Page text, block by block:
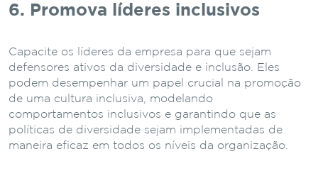
6. Promova líderes inclusivos
Capacite os líderes da empresa para que sejam
defensores ativos da diversidade e inclusão. Eles
podem desempenhar um papel crucial na promoção
de uma cultura inclusiva, modelando
comportamentos inclusivos e garantindo que as
políticas de diversidade sejam implementadas de
maneira eficaz em todos os níveis da organização.